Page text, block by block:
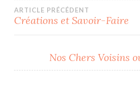
Navigation
l’article
ARTICLE PRÉCÉDENT
Créations et Savoir-Faire
Nos Chers Voisins